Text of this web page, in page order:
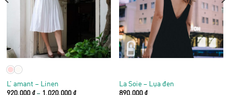
L’ amant – Linen
920.000 ₫ – 1.020.000 ₫Price
La Soie – Lụa đen
890.000 ₫